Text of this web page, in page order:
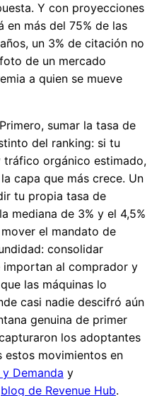
Y con proyecciones
en más del 75% de las
un 3% de citación no
de un mercado
a quien se mueve
sumar la tasa de
del ranking: si tu
orgánico estimado,
capa que más crece. Un
tu propia tasa de
mediana de 3% y el 4,5%
el mandato de
consolidar
importan al comprador y
las máquinas lo
casi nadie descifró aún
genuina de primer
los adoptantes
estos movimientos en
Demanda y
blog de Revenue Hub.